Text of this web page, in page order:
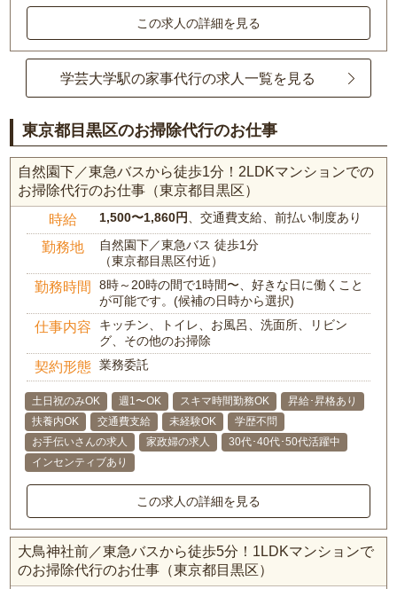
この求人の詳細を見る
学芸大学駅の家事代行の求人一覧を見る
東京都目黒区のお掃除代行のお仕事
自然園下／東急バスから徒歩1分！2LDKマンションでの
お掃除代行のお仕事（東京都目黒区）
時給 1,500〜1,860円 、交通費支給、前払い制度あり
勤務地
自然園下／東急バス 徒歩1分
（東京都目黒区付近）
勤務時間
8時～20時の間で1時間〜、好きな日に働くこと
が可能です。(候補の日時から選択)
仕事内容
キッチン、トイレ、お風呂、洗面所、リビン
グ、その他のお掃除
契約形態 業務委託
土日祝のみOK 週1〜OK スキマ時間勤務OK
昇給･昇格あり
扶養内OK
交通費支給 未経験OK
学歴不問
お手伝いさんの求人
家政婦の求人
30代･40代･50代活躍中
インセンティブあり
この求人の詳細を見る
大鳥神社前／東急バスから徒歩5分！1LDKマンションで
のお掃除代行のお仕事（東京都目黒区）